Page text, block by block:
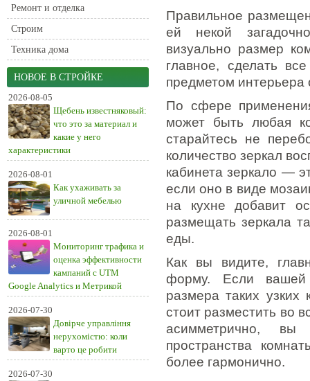
Ремонт и отделка
Строим
Техника дома
НОВОЕ В СТРОЙКЕ
2026-08-05
Щебень известняковый:
что это за материал и
какие у него
характеристики
2026-08-01
Как ухаживать за
уличной мебелью
2026-08-01
Мониторинг трафика и
оценка эффективности
кампаний с UTM
Google Analytics и Метрикой
2026-07-30
Довірче управління
нерухомістю: коли
варто це робити
2026-07-30
Правильное
ей некой
визуально размер
главное, сделать
предметом
По сфере
может быть любая
старайтесь не
количество зеркал
кабинета зеркало —
если оно в виде
на кухне добавит
размещать зеркала
еды.
Как вы видите,
форму. Если вашей
размера таких узких
стоит разместить во
асимметрично, вы
пространства
более гармонично.